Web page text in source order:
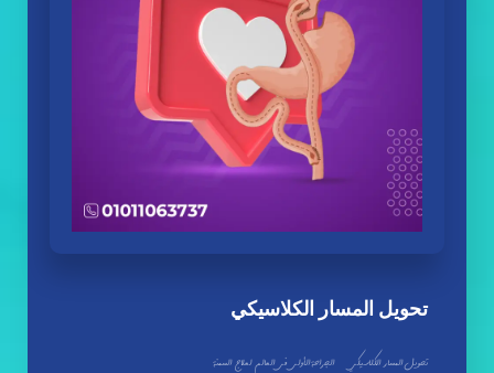
تحويل المسار الكلاسيكي
تحويل المسار الكلاسيكي الجراحة الأولى فى العالم لعلاج السمنة